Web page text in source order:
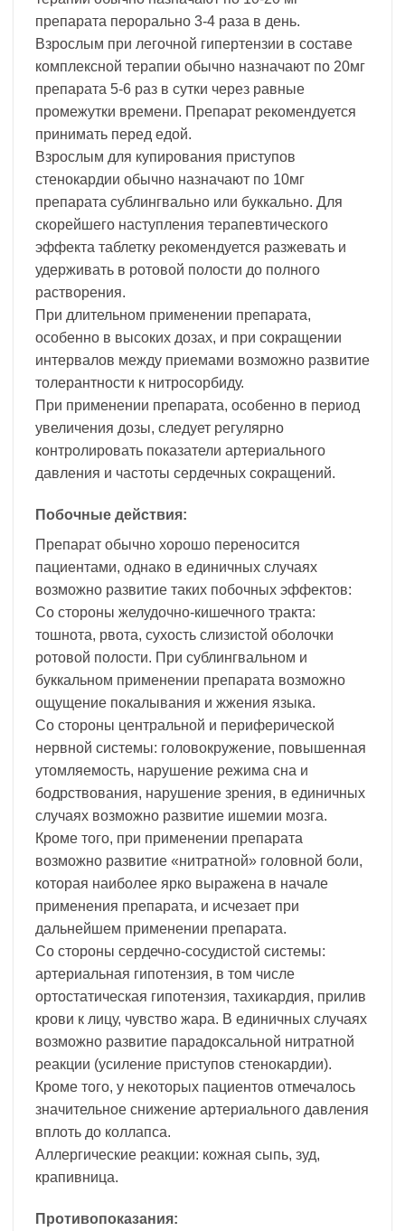
препарата перорально 3-4 раза в день.
Взрослым при легочной гипертензии в составе
комплексной терапии обычно назначают по 20мг
препарата 5-6 раз в сутки через равные
промежутки времени. Препарат рекомендуется
принимать перед едой.
Взрослым для купирования приступов
стенокардии обычно назначают по 10мг
препарата сублингвально или буккально. Для
скорейшего наступления терапевтического
эффекта таблетку рекомендуется разжевать и
удерживать в ротовой полости до полного
растворения.
При длительном применении препарата,
особенно в высоких дозах, и при сокращении
интервалов между приемами возможно развитие
толерантности к нитросорбиду.
При применении препарата, особенно в период
увеличения дозы, следует регулярно
контролировать показатели артериального
давления и частоты сердечных сокращений.
Побочные действия:
Препарат обычно хорошо переносится
пациентами, однако в единичных случаях
возможно развитие таких побочных эффектов:
Со стороны желудочно-кишечного тракта:
тошнота, рвота, сухость слизистой оболочки
ротовой полости. При сублингвальном и
буккальном применении препарата возможно
ощущение покалывания и жжения языка.
Со стороны центральной и периферической
нервной системы: головокружение, повышенная
утомляемость, нарушение режима сна и
бодрствования, нарушение зрения, в единичных
случаях возможно развитие ишемии мозга.
Кроме того, при применении препарата
возможно развитие «нитратной» головной боли,
которая наиболее ярко выражена в начале
применения препарата, и исчезает при
дальнейшем применении препарата.
Со стороны сердечно-сосудистой системы:
артериальная гипотензия, в том числе
ортостатическая гипотензия, тахикардия, прилив
крови к лицу, чувство жара. В единичных случаях
возможно развитие парадоксальной нитратной
реакции (усиление приступов стенокардии).
Кроме того, у некоторых пациентов отмечалось
значительное снижение артериального давления
вплоть до коллапса.
Аллергические реакции: кожная сыпь, зуд,
крапивница.
Противопоказания: